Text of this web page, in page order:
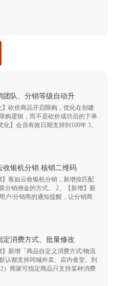
团队、分销等级自动升
】砍价商品开启限购，优化在创建
购逻辑，而不是砍价成功后的下单
】会员有效日期支持到100年 3、
收银机分销 核销二维码
】客如云收银机分销，新增按匹配
分销佣金的方式。 2、【新增】新
户/分销商的通知提醒，让分销商
定消费方式、批量修改
】新增「商品自定义消费方式/物流
认都支持同城外卖、店内食堂、到
）商家可指定商品只支持某种消费